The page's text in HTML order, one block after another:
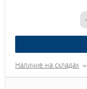
Наличие на складах